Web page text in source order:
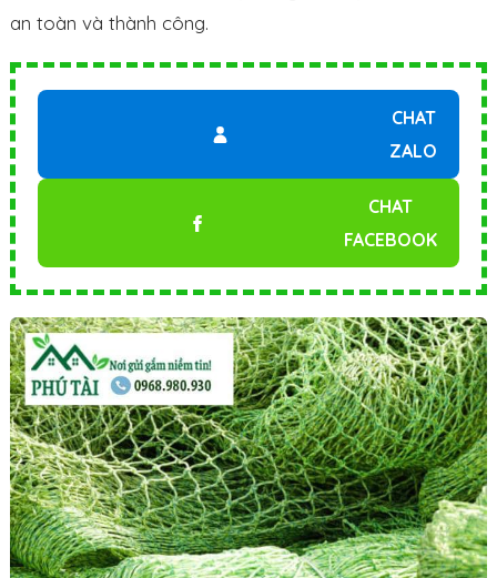
an toàn và thành công.
CHAT
ZALO
CHAT
FACEBOOK